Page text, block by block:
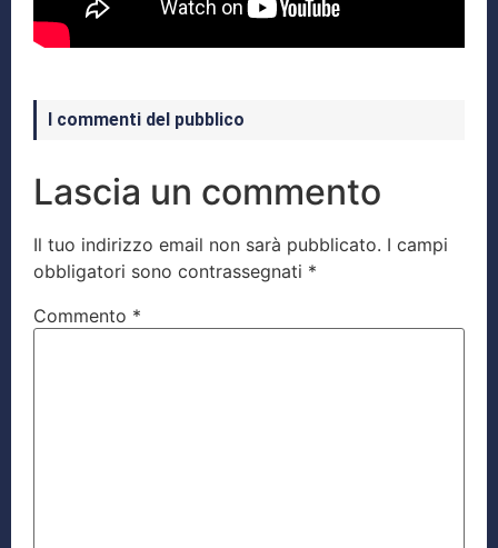
I commenti del pubblico
Lascia un commento
Il tuo indirizzo email non sarà pubblicato. I campi
obbligatori sono contrassegnati *
Commento *